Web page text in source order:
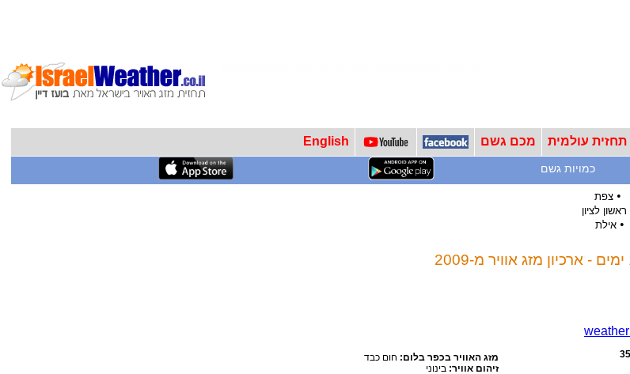
תחזית עולמית מכם גשם English
כמויות גשם
•צפת
ראשון לציון
•אילת